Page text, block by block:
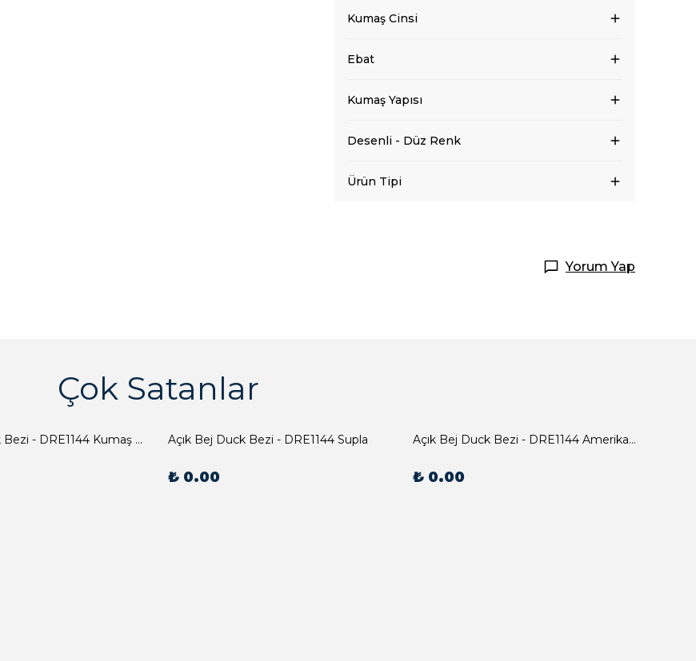
Kumaş Cinsi
Ebat
Kumaş Yapısı
Desenli - Düz Renk
Ürün Tipi
Yorum Yap
Çok Satanlar
Açık Bej Duck Bezi - DRE1144 Kumaş Peçete Açık Bej Duck Bezi - DRE1144 Supla
₺ 0.00
Açık Bej Duck Bezi - DRE1144 Amerikan Servis
₺ 0.00